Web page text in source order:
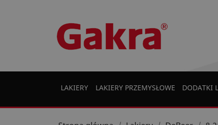
LAKIERY LAKIERY PRZEMYSŁOWE DODATKI